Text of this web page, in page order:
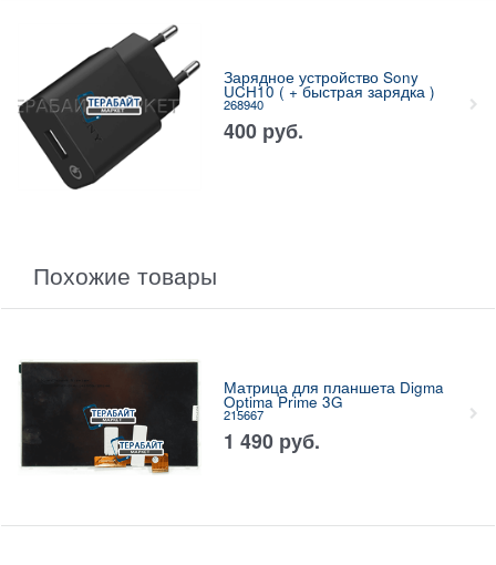
Зарядное устройство Sony
UCH10 ( + быстрая зарядка )
268940
400 руб.
Похожие товары
Матрица для планшета Digma
Optima Prime 3G
215667
1 490 руб.